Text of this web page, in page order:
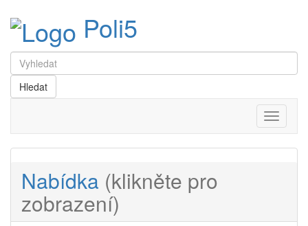
Poli5
Menu
Nabídka (klikněte pro
zobrazení)